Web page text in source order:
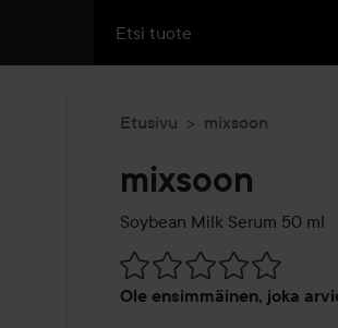
Etusivu mixsoon
mixsoon
Soybean Milk Serum 50 ml
Ole ensimmäinen, joka
Siirtyä jhk Arvosana &